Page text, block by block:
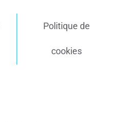
Politique de
cookies